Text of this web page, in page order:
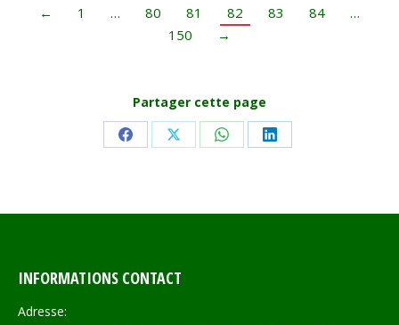
← 1 … 80 81 82 83 84
…
150
→
Partager cette page
Share Share Share Share
INFORMATIONS CONTACT
Adresse: